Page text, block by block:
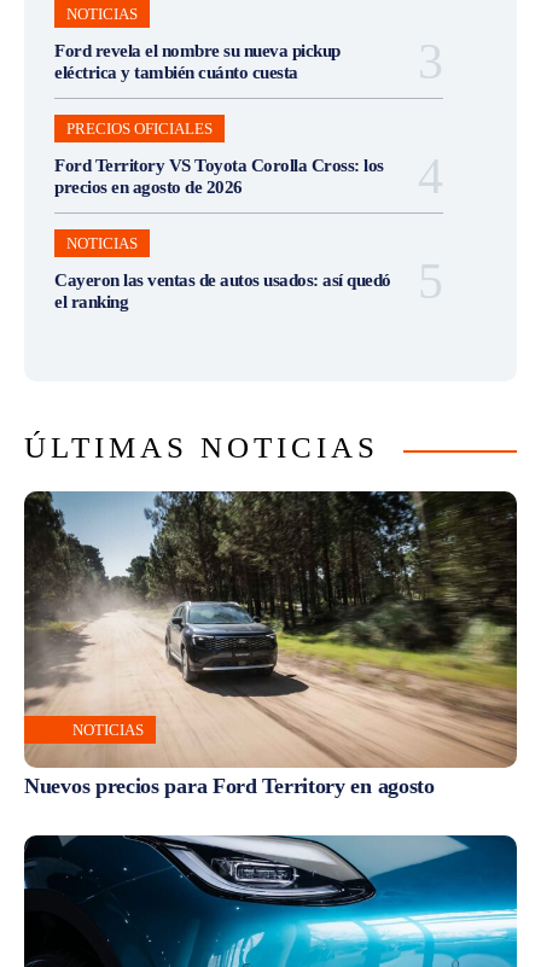
NOTICIAS
Ford revela el nombre su nueva pickup
eléctrica y también cuánto cuesta
PRECIOS OFICIALES
Ford Territory VS Toyota Corolla Cross: los
precios en agosto de 2026
NOTICIAS
Cayeron las ventas de autos usados: así quedó
el ranking
ÚLTIMAS NOTICIAS
NOTICIAS
Nuevos precios para Ford Territory en agosto